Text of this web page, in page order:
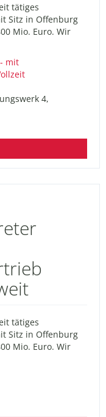
tätiges
Sitz in Offenburg
Mio. Euro. Wir
mit
4,
tätiges
Sitz in Offenburg
Mio. Euro. Wir